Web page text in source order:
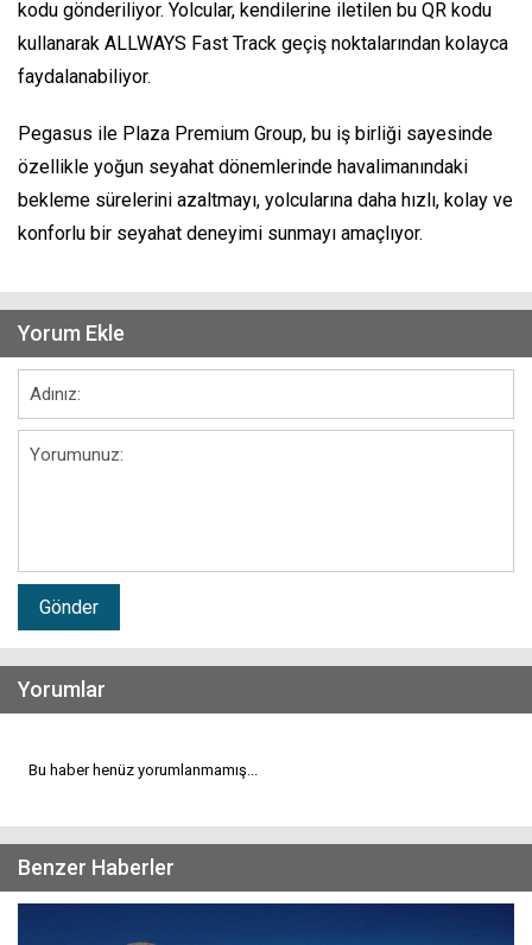
kodu gönderiliyor. Yolcular, kendilerine iletilen bu QR kodu
kullanarak ALLWAYS Fast Track geçiş noktalarından kolayca
faydalanabiliyor.
Pegasus ile Plaza Premium Group, bu iş birliği sayesinde
özellikle yoğun seyahat dönemlerinde havalimanındaki
bekleme sürelerini azaltmayı, yolcularına daha hızlı, kolay ve
konforlu bir seyahat deneyimi sunmayı amaçlıyor.
Yorum Ekle
Gönder
Yorumlar
Bu haber henüz yorumlanmamış...
Benzer Haberler